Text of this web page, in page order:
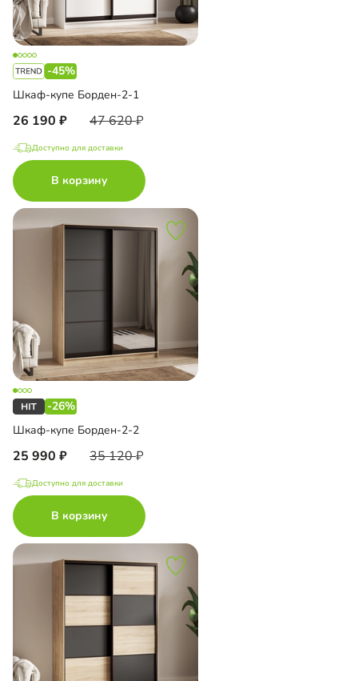
-45%
Шкаф-купе Борден-2-1
26 190 47 620
Доступно для доставки
В корзину
-26%
Шкаф-купе Борден-2-2
25 990 35 120
Доступно для доставки
В корзину